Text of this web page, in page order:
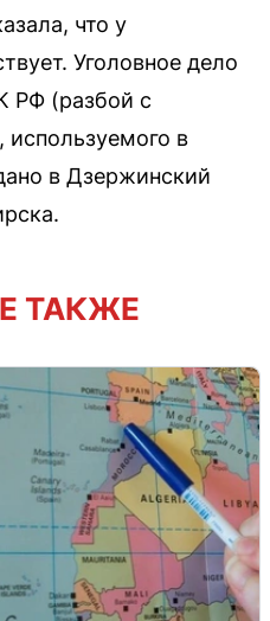
что у
Уголовное дело
РФ (разбой с
в
в Дзержинский
ТАКЖЕ